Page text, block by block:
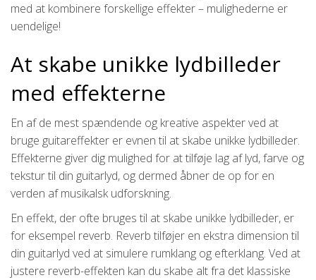
med at kombinere forskellige effekter – mulighederne er
uendelige!
At skabe unikke lydbilleder
med effekterne
En af de mest spændende og kreative aspekter ved at
bruge guitareffekter er evnen til at skabe unikke lydbilleder.
Effekterne giver dig mulighed for at tilføje lag af lyd, farve og
tekstur til din guitarlyd, og dermed åbner de op for en
verden af musikalsk udforskning.
En effekt, der ofte bruges til at skabe unikke lydbilleder, er
for eksempel reverb. Reverb tilføjer en ekstra dimension til
din guitarlyd ved at simulere rumklang og efterklang. Ved at
justere reverb-effekten kan du skabe alt fra det klassiske